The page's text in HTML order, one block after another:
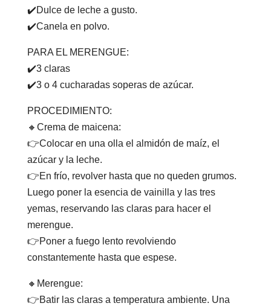
✔️Dulce de leche a gusto. ⁣
✔️Canela en polvo.⁣ ⁣
PARA EL MERENGUE:⁣
✔️3 claras ⁣
✔️3 o 4 cucharadas soperas de azúcar.⁣ ⁣
PROCEDIMIENTO: ⁣ ⁣
🔸Crema de maicena:⁣
👉Colocar en una olla el almidón de maíz, el
azúcar y la leche. ⁣ ⁣
👉En frío, revolver hasta que no queden grumos.
Luego poner la esencia de vainilla y las tres
yemas, reservando las claras para hacer el
merengue. ⁣ ⁣
👉Poner a fuego lento revolviendo
constantemente hasta que espese.⁣ ⁣
🔸Merengue:⁣
👉Batir las claras a temperatura ambiente. Una